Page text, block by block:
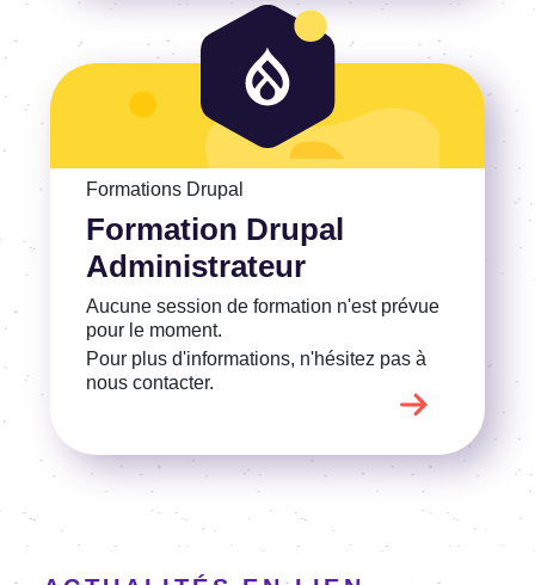
Formations Drupal
Formation Drupal
Administrateur
Aucune session de formation n'est prévue
pour le moment.
Pour plus d'informations, n'hésitez pas à
nous contacter.
Voir la Formation Drupal Administrateur